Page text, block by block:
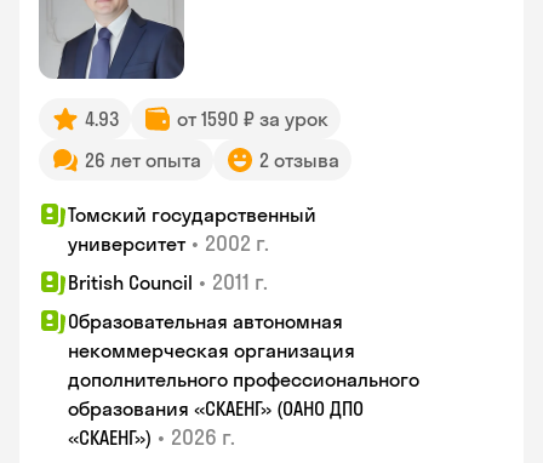
4.93
от 1590 ₽ за урок
26 лет опыта
2 отзыва
Томский государственный
университет • 2002 г.
British Council • 2011 г.
Образовательная автономная
некоммерческая организация
дополнительного профессионального
образования «СКАЕНГ» (ОАНО ДПО
«СКАЕНГ») • 2026 г.